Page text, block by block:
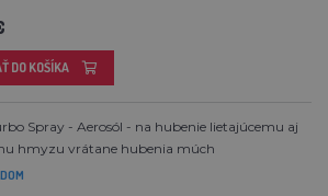
DO KOŠÍKA
Spray - Aerosól - na hubenie lietajúcemu aj
hmyzu vrátane hubenia múch